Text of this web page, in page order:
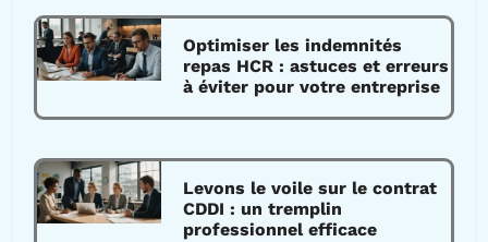
Optimiser les indemnités
repas HCR : astuces et erreurs
à éviter pour votre entreprise
Levons le voile sur le contrat
CDDI : un tremplin
professionnel efficace